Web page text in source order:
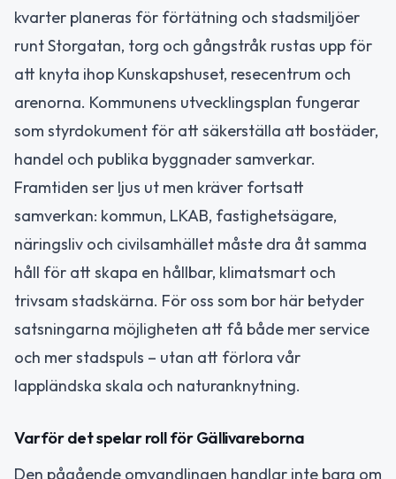
kvarter planeras för förtätning och stadsmiljöer
runt Storgatan, torg och gångstråk rustas upp för
att knyta ihop Kunskapshuset, resecentrum och
arenorna. Kommunens utvecklingsplan fungerar
som styrdokument för att säkerställa att bostäder,
handel och publika byggnader samverkar.
Framtiden ser ljus ut men kräver fortsatt
samverkan: kommun, LKAB, fastighetsägare,
näringsliv och civilsamhället måste dra åt samma
håll för att skapa en hållbar, klimatsmart och
trivsam stadskärna. För oss som bor här betyder
satsningarna möjligheten att få både mer service
och mer stadspuls – utan att förlora vår
lappländska skala och naturanknytning.
Varför det spelar roll för Gällivareborna
Den pågående omvandlingen handlar inte bara om